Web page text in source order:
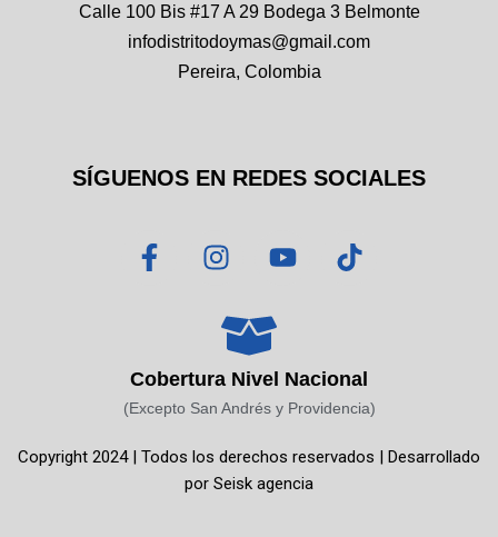
Calle 100 Bis #17 A 29 Bodega 3 Belmonte
infodistritodoymas@gmail.com
Pereira, Colombia
SÍGUENOS EN REDES SOCIALES
F
a
o
o
-
I
n
t
a
g
r
m
Y
o
b
e
T
i
k
Cobertura Nivel Nacional
(Excepto San Andrés y Providencia)
Copyright 2024 | Todos los derechos reservados | Desarrollado
por Seisk agencia